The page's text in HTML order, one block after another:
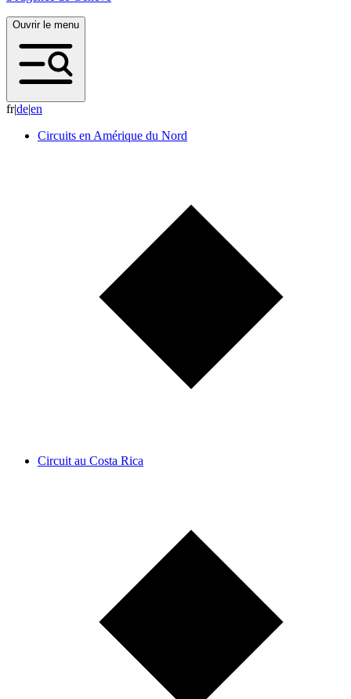
Ouvrir le menu
fr|de|en
Circuits en Amérique du Nord
Circuit au Costa Rica